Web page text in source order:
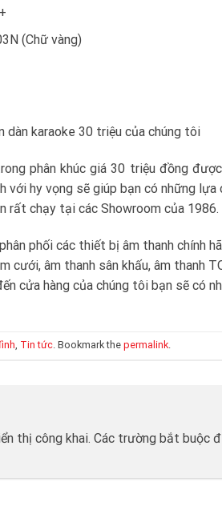
(Chữ vàng)
dàn karaoke 30 triệu của chúng tôi
phân khúc giá 30 triệu đồng
với hy vọng sẽ giúp bạn có những
rất chạy tại các Showroom của
phối các thiết bị âm thanh chính
cưới, âm thanh sân khấu, âm thanh
cửa hàng của chúng tôi bạn sẽ có
, Tin tức. Bookmark the permalink.
thị công khai. Các trường bắt buộc